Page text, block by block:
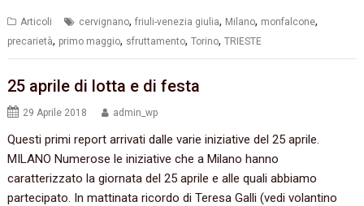
Articoli cervignano,friuli-venezia giulia, Milano, monfalcone,
precarietà, primo maggio, sfruttamento,Torino,TRIESTE
25 aprile di lotta e di festa
29 Aprile 2018 admin_wp
Questi primi report arrivati dalle varie iniziative del 25 aprile.
MILANO Numerose le iniziative che a Milano hanno
caratterizzato la giornata del 25 aprile e alle quali abbiamo
partecipato. In mattinata ricordo di Teresa Galli (vedi volantino